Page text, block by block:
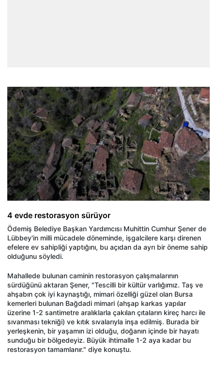
4 evde restorasyon sürüyor
Ödemiş Belediye Başkan Yardımcısı Muhittin Cumhur Şener de
Lübbey'in milli mücadele döneminde, işgalcilere karşı direnen
efelere ev sahipliği yaptığını, bu açıdan da ayrı bir öneme sahip
olduğunu söyledi.
Mahallede bulunan caminin restorasyon çalışmalarının
sürdüğünü aktaran Şener, "Tescilli bir kültür varlığımız. Taş ve
ahşabın çok iyi kaynaştığı, mimari özelliği güzel olan Bursa
kemerleri bulunan Bağdadi mimari (ahşap karkas yapılar
üzerine 1-2 santimetre aralıklarla çakılan çıtaların kireç harcı ile
sıvanması tekniği) ve kıtık sıvalarıyla inşa edilmiş. Burada bir
yerleşkenin, bir yaşamın izi olduğu, doğanın içinde bir hayatı
sunduğu bir bölgedeyiz. Büyük ihtimalle 1-2 aya kadar bu
restorasyon tamamlanır." diye konuştu.